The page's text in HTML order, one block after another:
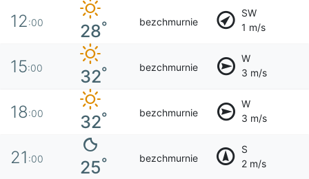
12:00 28° bezchmurnie
SW
1 m/s
15:00 32° bezchmurnie
W
3 m/s
18:00 32° bezchmurnie
W
3 m/s
21 :00 25° bezchmurnie
S
2 m/s